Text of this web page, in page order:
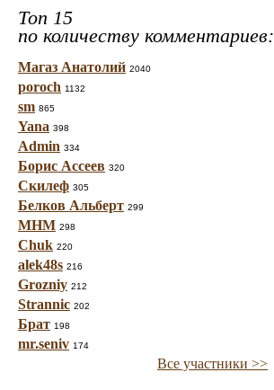
Топ 15
по количеству комментариев:
Магаз Анатолий 2040
poroch 1132
sm 865
Yana 398
Admin 334
Борис Ассеев 320
Скилеф 305
Белков Альберт 299
МНМ 298
Chuk 220
alek48s 216
Grozniy 212
Strannic 202
Брат 198
mr.seniv 174
Все участники >>